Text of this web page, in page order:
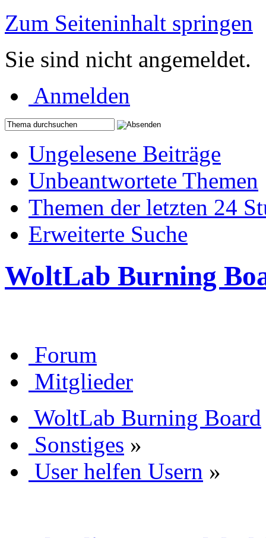
Zum Seiteninhalt springen
Sie sind nicht angemeldet.
Anmelden
Ungelesene Beiträge
Unbeantwortete Themen
Themen der letzten 24
Erweiterte Suche
WoltLab Burning
Forum
Mitglieder
WoltLab Burning Board
Sonstiges »
User helfen Usern »